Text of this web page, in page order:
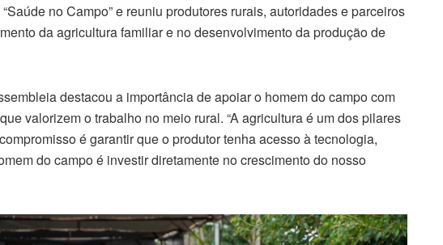
no Campo” e reuniu produtores rurais, autoridades e parceiros
da agricultura familiar e no desenvolvimento da produção de
destacou a importância de apoiar o homem do campo com
valorizem o trabalho no meio rural. “A agricultura é um dos pilares
é garantir que o produtor tenha acesso à tecnologia,
do campo é investir diretamente no crescimento do nosso